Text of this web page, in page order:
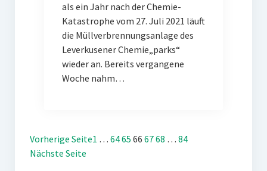
als ein Jahr nach der Chemie-
Katastrophe vom 27. Juli 2021 läuft
die Müllverbrennungsanlage des
Leverkusener Chemie„parks“
wieder an. Bereits vergangene
Woche nahm…
Vorherige Seite1 … 6465 66 6768 … 84
Nächste Seite